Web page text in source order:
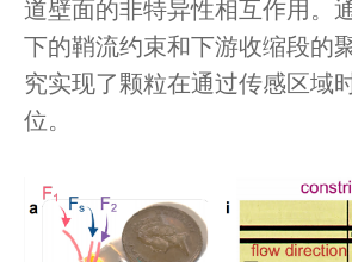
道壁面的非特异性相互作用。
下的鞘流约束和下游收缩段的
究实现了颗粒在通过传感区域
位。